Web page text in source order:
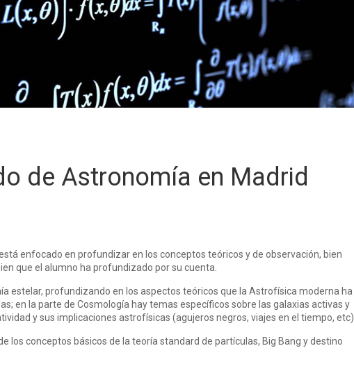
de Astronomía en Madrid
enfocado en profundizar en los conceptos teóricos y de observación, bien
que el alumno ha profundizado por su cuenta.
estelar, profundizando en los aspectos teóricos que la Astrofísica moderna ha
en la parte de Cosmología hay temas específicos sobre las galaxias activas y
y sus implicaciones astrofísicas (agujeros negros, viajes en el tiempo, etc)
los conceptos básicos de la teoría standard de partículas, Big Bang y destino